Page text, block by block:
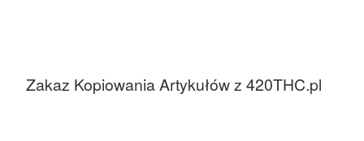
Zakaz Kopiowania Artykułów z 420THC.pl